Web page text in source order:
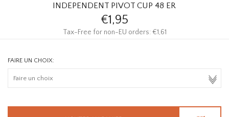
INDEPENDENT PIVOT CUP 48 ER
€1,95
Tax-Free for non-EU orders: €1,61
FAIRE UN CHOIX: